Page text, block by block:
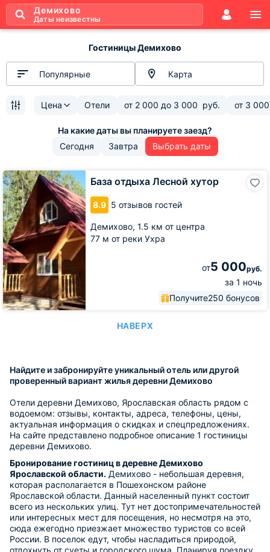
Демихово
Даты неизвестны
Гостиницы Демихово
Популярные Карта
Цена Отели от 2 000 до 3 000 руб. от 3 000
Сегодня Завтра Выбрать даты
База отдыха Лесной хутор
8.9 5 отзывов гостей
Демихово, 1.5 км от центра
77 м от реки Ухра
от5 000руб.
за 1 ночь
Получите250 бонусов
База
отдыха
Лесной
хутор
НАВЕРХ
Найдите и забронируйте уникальный отель или другой
проверенный вариант жилья деревни Демихово
Отели деревни Демихово, Ярославская область рядом с
водоемом: отзывы, контакты, адреса, телефоны, цены,
актуальная информация о скидках и спецпредложениях.
На сайте представлено подробное описание 1 гостиницы
деревни Демихово.
Бронирование гостиниц в деревне Демихово
Ярославской области. Демихово - небольшая деревня,
которая располагается в Пошехонском районе
Ярославской области. Данный населенный пункт состоит
всего из нескольких улиц. Тут нет достопримечательностей
или интересных мест для посещения, но несмотря на это,
сюда ежегодно приезжает множество туристов со всей
России. В поселок едут, чтобы насладиться природой,
отдохнуть от суеты и городского шума. Планируя поездку,